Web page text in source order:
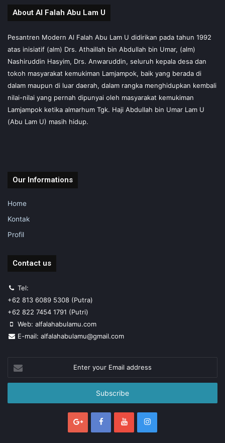
About Al Falah Abu Lam U
Pesantren Modern Al Falah Abu Lam U didirikan pada tahun 1992
atas inisiatif (alm) Drs. Athaillah bin Abdullah bin Umar, (alm)
Nashiruddin Hasyim, Drs. Anwaruddin, seluruh kepala desa dan
tokoh masyarakat kemukiman Lamjampok, baik yang berada di
dalam maupun di luar daerah, dalam rangka menghidupkan kembali
nilai-nilai yang pernah dipunyai oleh masyarakat kemukiman
Lamjampok ketika almarhum Tgk. Haji Abdullah bin Umar Lam U
(Abu Lam U) masih hidup.
Our Informations
Home
Kontak
Profil
Contact us
Tel:
+62 813 6089 5308 (Putra)
+62 822 7454 1791 (Putri)
Web: alfalahabulamu.com
E-mail: alfalahabulamu@gmail.com
your
Email